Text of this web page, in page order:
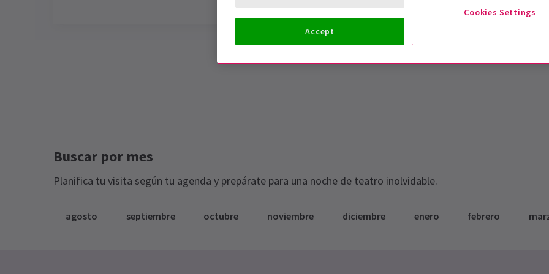
DON CARLOS AHORA CERRADO
Buscar por mes
Planifica tu visita según tu agenda y prepárate para una noche de teatro inolvidable.
agosto septiembre octubre noviembre diciembre enero febrero
Cookies Settings
Accept